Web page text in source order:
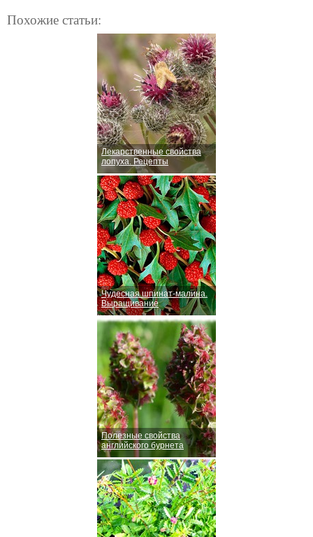
Похожие статьи:
Лекарственные свойства
лопуха. Рецепты
Чудесная шпинат-малина.
Выращивание
Полезные свойства
английского бурнета